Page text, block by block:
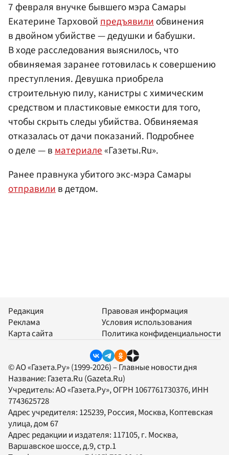
7 февраля внучке бывшего мэра Самары
Екатерине Тарховой предъявили обвинения
в двойном убийстве — дедушки и бабушки.
В ходе расследования выяснилось, что
обвиняемая заранее готовилась к совершению
преступления. Девушка приобрела
строительную пилу, канистры с химическим
средством и пластиковые емкости для того,
чтобы скрыть следы убийства. Обвиняемая
отказалась от дачи показаний. Подробнее
о деле — в материале«Газеты.Ru».
Ранее правнука убитого экс-мэра Самары
отправилив детдом.
Редакция
Реклама
Карта сайта
Правовая информация
Условия использования
Политика конфиденциальности
© АО «Газета.Ру» (1999-2026) – Главные новости дня
Название: Газета.Ru (Gazeta.Ru)
Учредитель:АО «Газета.Ру», ОГРН 1067761730376, ИНН
7743625728
Адрес учредителя: 125239, Россия, Москва, Коптевская
улица, дом 67
Адрес редакции и издателя: 117105, г. Москва,
Варшавское шоссе, д.9, стр.1